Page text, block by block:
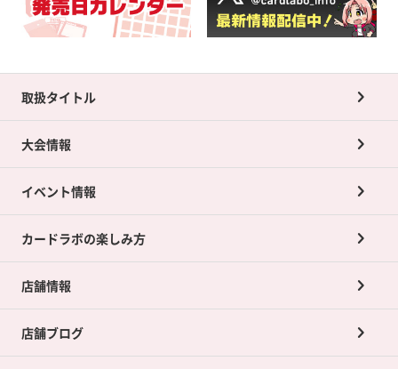
取扱タイトル
大会情報
イベント情報
カードラボの楽しみ方
店舗情報
店舗ブログ